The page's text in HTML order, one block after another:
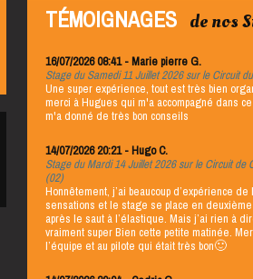
TÉMOIGNAGES de nos
16/07/2026 08:41 - Marie pierre G.
Stage du Samedi 11 Juillet 2026 sur le Circuit
Une super expérience, tout est très bien
merci à Hugues qui m'a accompagné dans
m'a donné de très bon conseils
14/07/2026 20:21 - Hugo C.
Stage du Mardi 14 Juillet 2026 sur le Circuit de
(02)
Honnêtement, j’ai beaucoup d’expérience de
sensations et le stage se place en
après le saut à l’élastique. Mais j’ai rien à
vraiment super Bien cette petite matinée.
l’équipe et au pilote qui était très bon🙂